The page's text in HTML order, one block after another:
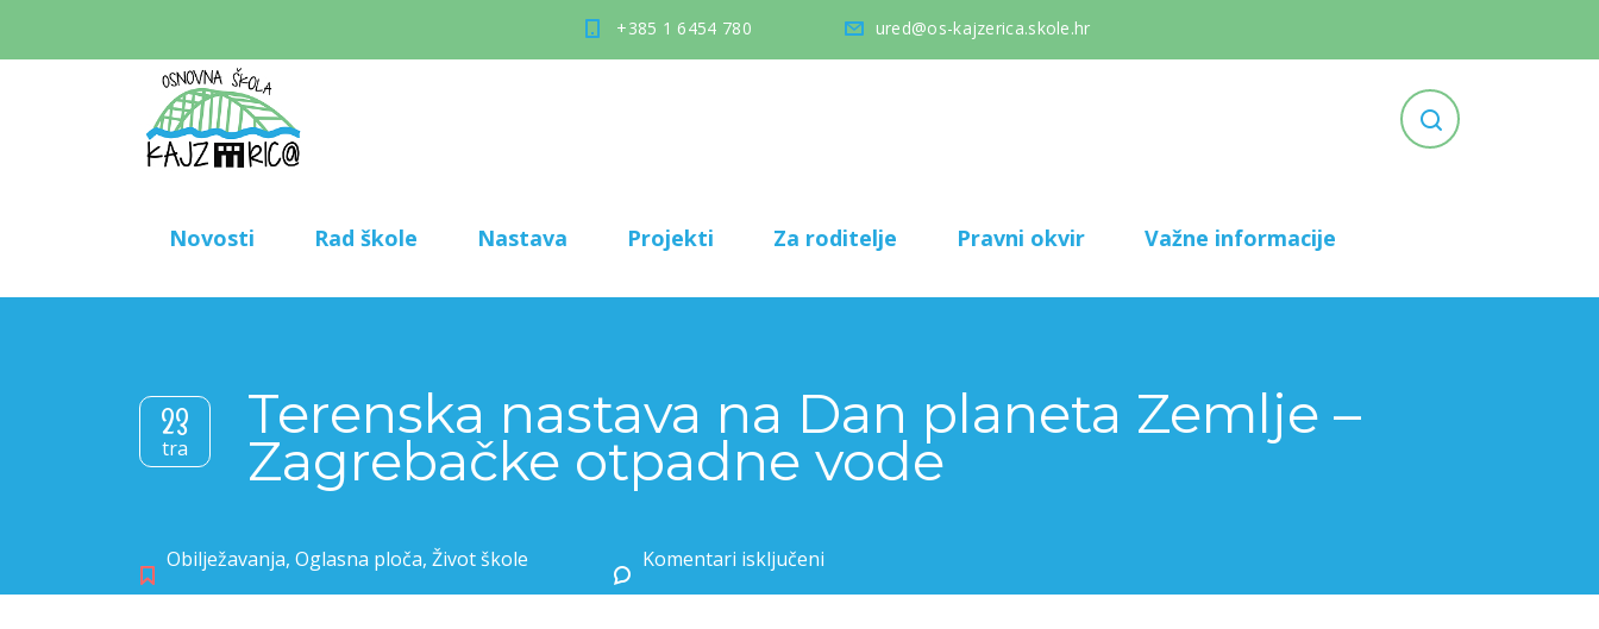
+385 1 6454 780 ured@os-kajzerica.skole.hr
Novosti Rad škole Nastava Projekti Za roditelje Pravni okvir Važne informacije
23
tra
Terenska nastava na Dan planeta Zemlje –
Zagrebačke otpadne vode
Obilježavanja, Oglasna ploča, Život škole Komentari isključeni